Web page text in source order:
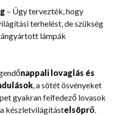
– Úgy tervezték, hogy
terhelést, de szükség
lámpák
nappali lovaglás és
, a sötét ösvényeket
gyakran felfedező lovasok
készletvilágítástelsöprő.